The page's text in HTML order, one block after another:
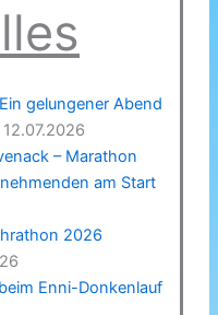
gelungener Abend
12.07.2026
– Marathon
am Start
2026
Enni-Donkenlauf